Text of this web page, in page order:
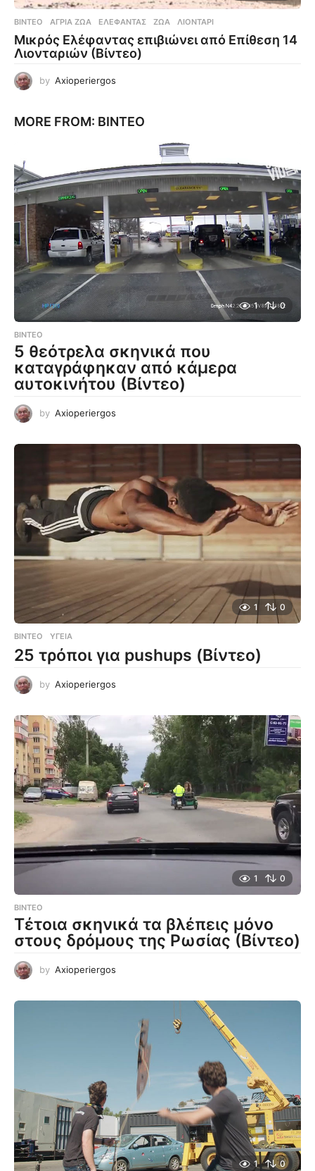
ΒΊΝΤΕΟ ΆΓΡΙΑ ΖΏΑ ,ΕΛΈΦΑΝΤΑΣ ,ΖΏΑ ,ΛΙΟΝΤΆΡΙ
Μικρός Ελέφαντας επιβιώνει από Επίθεση 14
Λιονταριών (Βίντεο)
by Axioperiergos
MORE FROM: ΒΊΝΤΕΟ
1 0
ΒΊΝΤΕΟ
5 θεότρελα σκηνικά που
καταγράφηκαν από κάμερα
αυτοκινήτου (Βίντεο)
by Axioperiergos
1 0
ΒΊΝΤΕΟ ΥΓΕΊΑ
25 τρόποι για pushups (Βίντεο)
by Axioperiergos
1 0
ΒΊΝΤΕΟ
Τέτοια σκηνικά τα βλέπεις μόνο
στους δρόμους της Ρωσίας (Βίντεο)
by Axioperiergos
1 0